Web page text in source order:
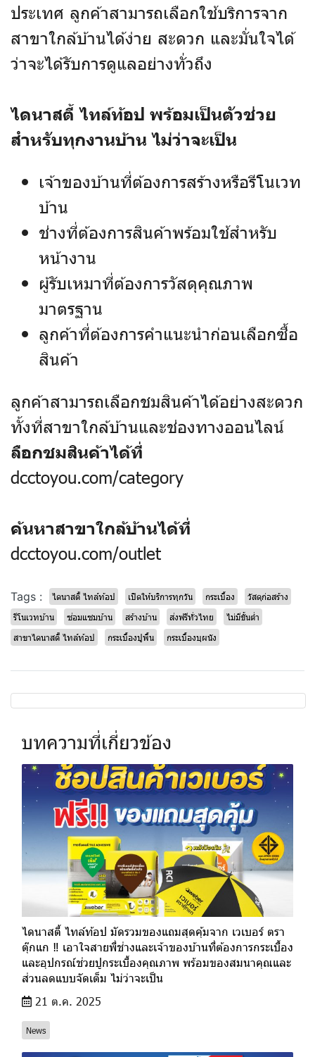
ประเทศ ลูกค้าสามารถเลือกใช้บริการจาก
สาขาใกล้บ้านได้ง่าย สะดวก และมั่นใจได้
ว่าจะได้รับการดูแลอย่างทั่วถึง
ไดนาสตี้ ไทล์ท้อป พร้อมเป็นตัวช่วย
สำหรับทุกงานบ้าน ไม่ว่าจะเป็น
เจ้าของบ้านที่ต้องการสร้างหรือรีโนเวท
บ้าน
ช่างที่ต้องการสินค้าพร้อมใช้สำหรับ
หน้างาน
ผู้รับเหมาที่ต้องการวัสดุคุณภาพ
มาตรฐาน
ลูกค้าที่ต้องการคำแนะนำก่อนเลือกซื้อ
สินค้า
ลูกค้าสามารถเลือกชมสินค้าได้อย่างสะดวก
ทั้งที่สาขาใกล้บ้านและช่องทางออนไลน์
ลือกชมสินค้าได้ที่
dcctoyou.com/category
ค้นหาสาขาใกล้บ้านได้ที่
dcctoyou.com/outlet
Tags : ไดนาสตี้ ไทล์ท้อป เปิดให้บริการทุกวัน กระเบื้อง
วัสดุก่อสร้าง
รีโนเวทบ้าน
ซ่อมแซมบ้าน สร้างบ้าน ส่งฟรีทั่วไทย
ไม่มีขั้นต่ำ
สาขาไดนาสตี้ ไทล์ท้อป
กระเบื้องปูพื้น กระเบื้องบุผนัง
บทความที่เกี่ยวข้อง
ไดนาสตี้ ไทล์ท้อป มัดรวมของแถมสุดคุ้มจาก เวเบอร์ ตรา
ตุ๊กแก ‼ เอาใจสายพี่ช่างและเจ้าของบ้านที่ต้องการกระเบื้อง
และอุปกรณ์ช่วยปูกระเบื้องคุณภาพ พร้อมของสมนาคุณและ
ส่วนลดแบบจัดเต็ม ไม่ว่าจะเป็น
21 ต.ค. 2025
News